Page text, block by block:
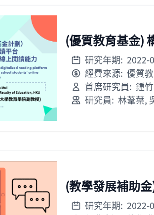
(優質教育基金)
研究年期: 2022-
經費來源: 優質
首席研究員: 鍾
研究員: 林葦葉,
(教學發展補助
研究年期: 2022-